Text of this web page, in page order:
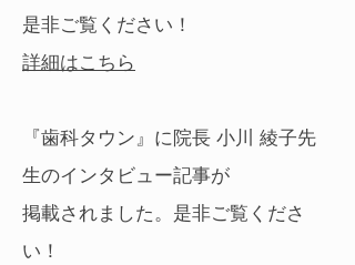
是非ご覧ください！
詳細はこちら
『歯科タウン』に院長 小川 綾子先
生のインタビュー記事が
掲載されました。是非ご覧くださ
い！